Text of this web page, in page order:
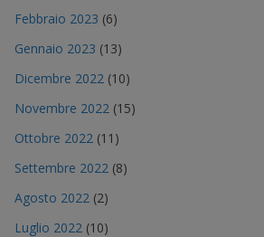
Febbraio 2023 (6)
Gennaio 2023 (13)
Dicembre 2022 (10)
Novembre 2022 (15)
Ottobre 2022 (11)
Settembre 2022 (8)
Agosto 2022 (2)
Luglio 2022 (10)